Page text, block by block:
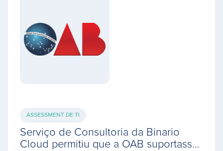
ASSESSMENT DE TI
Serviço de Consultoria da Binario
Cloud permitiu que a OAB suportasse